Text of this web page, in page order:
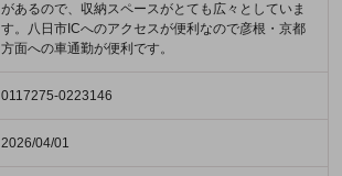
があるので、収納スペースがとても広々としていま
す。八日市ICへのアクセスが便利なので彦根・京都
方面への車通勤が便利です。
0117275-0223146
2026/04/01